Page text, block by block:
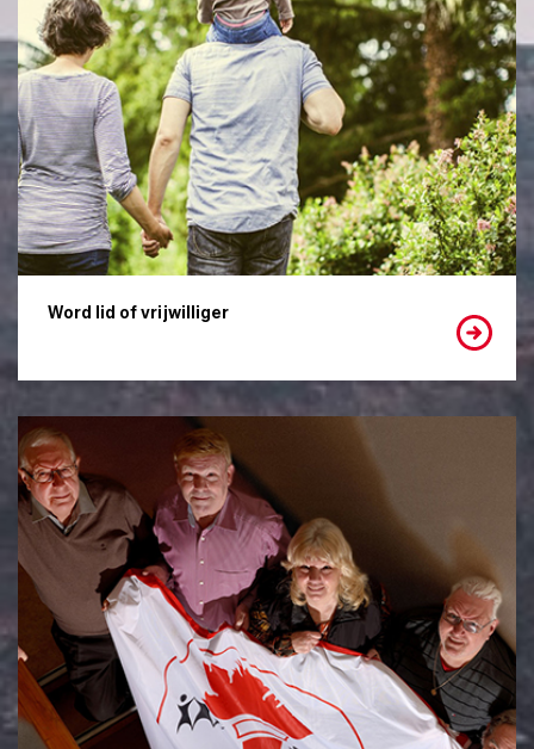
Word lid of vrijwilliger